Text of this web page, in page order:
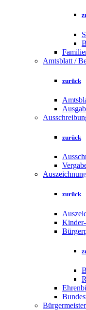
Amtsblatt /
zurück
zurück
zurück
Bürgermeister